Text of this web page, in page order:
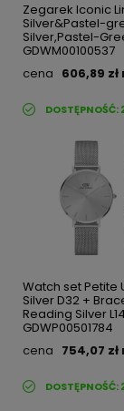
Zegarek Iconic
Silver&Pastel-
Silver,Pastel-
GDWM00100537
cena 606,89 zł
DOSTĘPNOŚĆ:
Watch set Petite
Silver D32 +
Reading Silver
GDWP00501784
cena 754,07 zł
DOSTĘPNOŚĆ: